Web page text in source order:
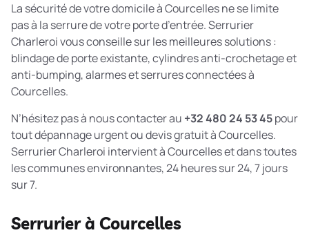
La sécurité de votre domicile à Courcelles ne se limite
pas à la serrure de votre porte d’entrée. Serrurier
Charleroi vous conseille sur les meilleures solutions :
blindage de porte existante, cylindres anti-crochetage et
anti-bumping, alarmes et serrures connectées à
Courcelles.
N’hésitez pas à nous contacter au +32 480 24 53 45pour
tout dépannage urgent ou devis gratuit à Courcelles.
Serrurier Charleroi intervient à Courcelles et dans toutes
les communes environnantes, 24 heures sur 24, 7 jours
sur 7.
Serrurier à Courcelles